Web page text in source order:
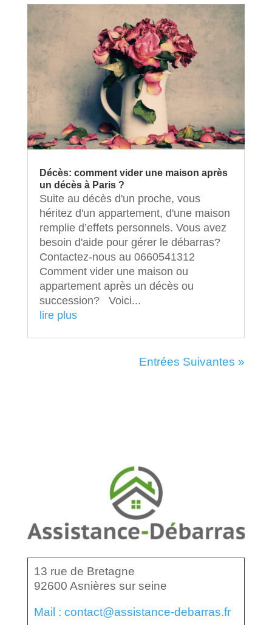
Décès: comment vider une maison après
un décès à Paris ?
Suite au décès d'un proche, vous
héritez d'un appartement, d'une maison
remplie d’effets personnels. Vous avez
besoin d'aide pour gérer le débarras?
Contactez-nous au 0660541312
Comment vider une maison ou
appartement après un décès ou
succession? Voici...
lire plus
Entrées Suivantes »
13 rue de Bretagne
92600 Asnières sur seine
Mail : contact@assistance-debarras.fr